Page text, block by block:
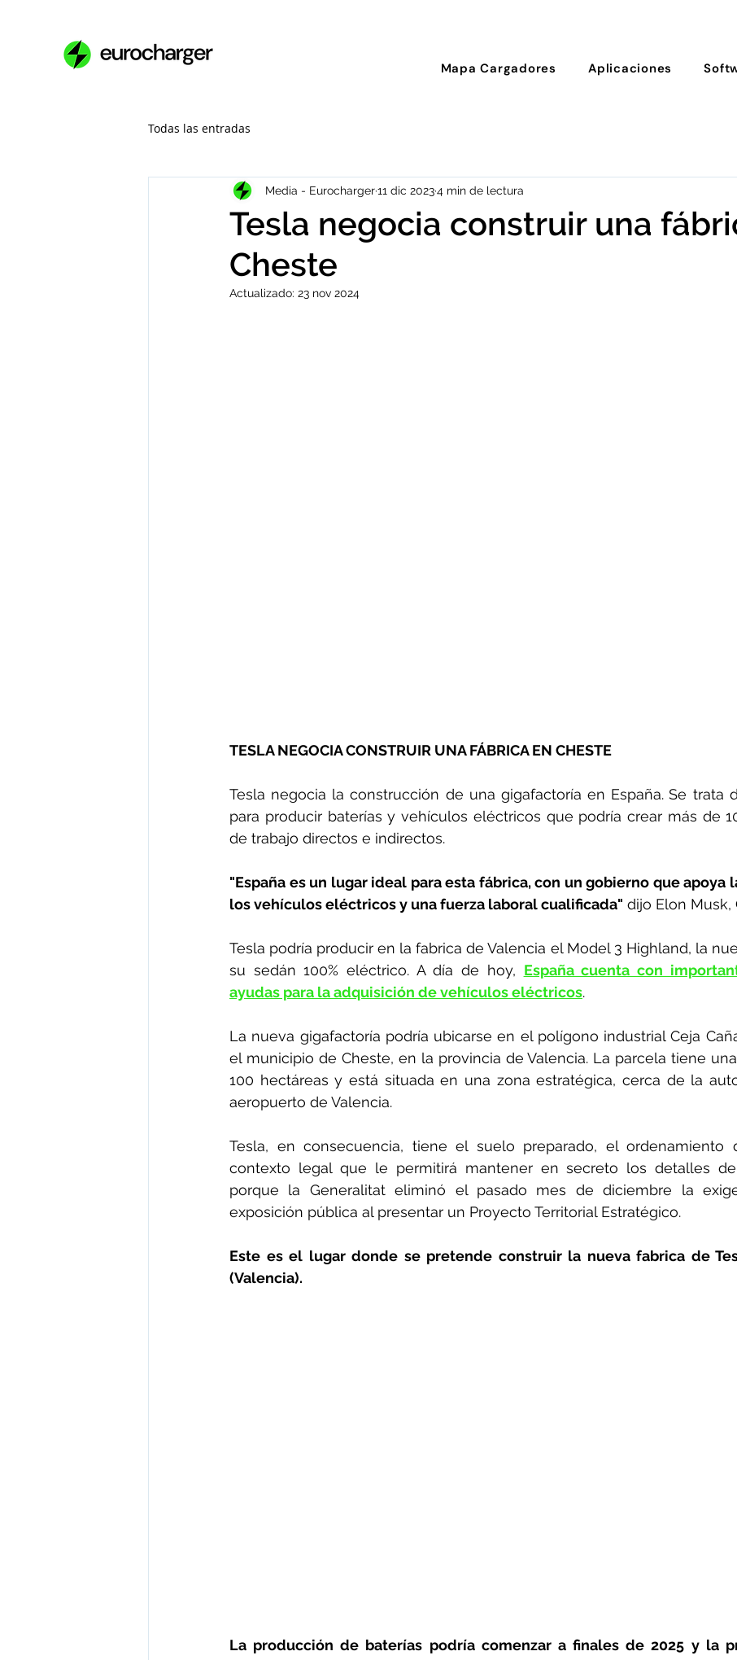
Mapa Cargadores Aplicaciones
Todas las entradas
Tesla negocia construir una
Cheste
Media - Eurocharger11 dic 20234 min de lectura
Actualizado: 23 nov 2024
TESLA NEGOCIA CONSTRUIR UNA FÁBRICA EN CHESTE
Tesla negocia la construcción de una gigafactoría en España. Se trata
para producir baterías y vehículos eléctricos que podría crear más de
de trabajo directos e indirectos.
"España es un lugar ideal para esta fábrica, con un gobierno que apoya
los vehículos eléctricos y una fuerza laboral cualificada" dijo Elon Musk,
Tesla podría producir en la fabrica de Valencia el Model 3 Highland, la
su sedán 100% eléctrico. A día de hoy, España cuenta con
ayudas para la adquisición de vehículos eléctricos.
La nueva gigafactoría podría ubicarse en el polígono industrial Ceja
el municipio de Cheste, en la provincia de Valencia. La parcela tiene
100 hectáreas y está situada en una zona estratégica, cerca de la
aeropuerto de Valencia.
Tesla, en consecuencia, tiene el suelo preparado, el ordenamiento
contexto legal que le permitirá mantener en secreto los detalles
porque la Generalitat eliminó el pasado mes de diciembre la
exposición pública al presentar un Proyecto Territorial Estratégico.
Este es el lugar donde se pretende construir la nueva fabrica de
(Valencia).
La producción de baterías podría comenzar a finales de 2025 y la